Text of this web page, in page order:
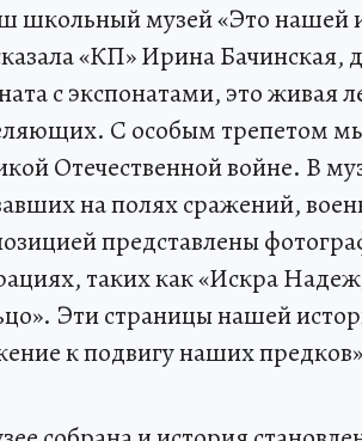
школьный музей «Это нашей
«КП» Ирина
с экспонатами, это живая
С особым трепетом
Отечественной войне. В
на полях сражений,
представлены
таких как «Искра
Эти страницы нашей
к подвигу наших